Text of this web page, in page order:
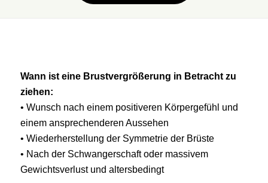
Wann ist eine Brustvergrößerung in Betracht zu
ziehen:
• Wunsch nach einem positiveren Körpergefühl und
einem ansprechenderen Aussehen
• Wiederherstellung der Symmetrie der Brüste
• Nach der Schwangerschaft oder massivem
Gewichtsverlust und altersbedingt